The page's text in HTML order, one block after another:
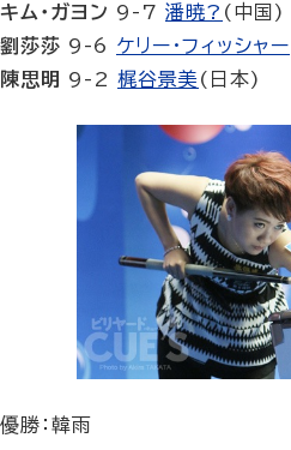
キム・ガヨン 9-7 潘暁? (中国)
劉莎莎 9-6 ケリー・フィッシャー
陳思明
9-2 梶谷景美 (日本)
優勝：韓雨